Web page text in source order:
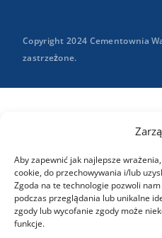
Aby zapewnić jak najlepsze
cookie, do przechowywania i/lub
Zgoda na te technologie pozwoli
podczas przeglądania lub unikalne
zgody lub wycofanie zgody może
funkcje.
Copyright 2024 Cementownia
zastrzeżone.